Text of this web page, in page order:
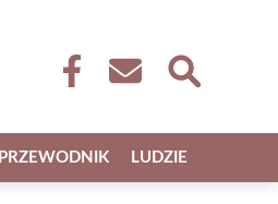
PRZEWODNIK LUDZIE